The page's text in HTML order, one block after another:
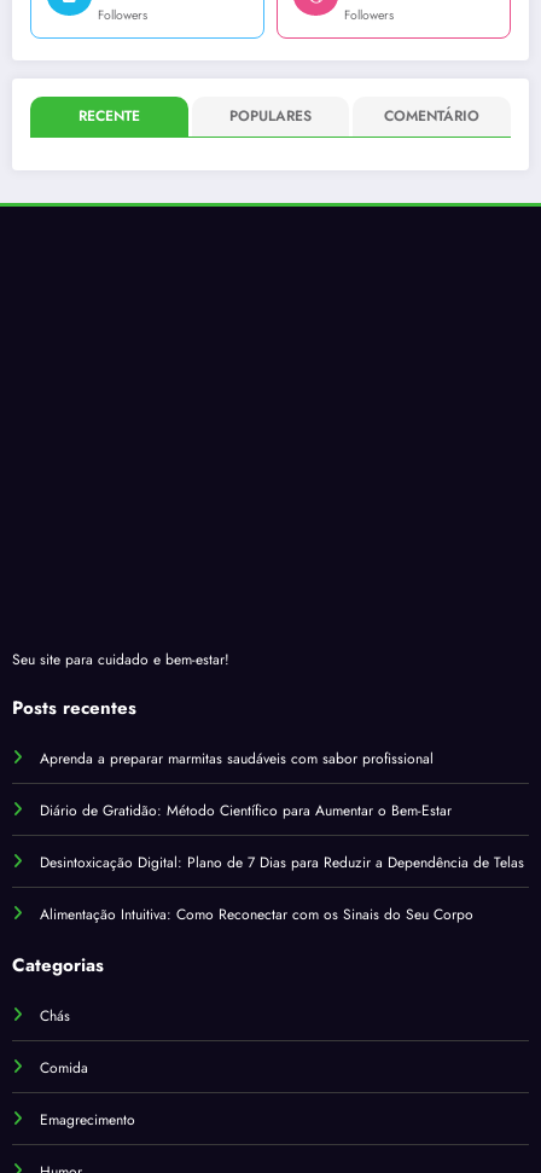
Followers Followers
RECENTE POPULARES COMENTÁRIO
Seu site para cuidado e bem-estar!
Posts recentes
Aprenda a preparar marmitas saudáveis com sabor profissional
Diário de Gratidão: Método Científico para Aumentar o Bem-Estar
Desintoxicação Digital: Plano de 7 Dias para Reduzir a Dependência de Telas
Alimentação Intuitiva: Como Reconectar com os Sinais do Seu Corpo
Categorias
Chás
Comida
Emagrecimento